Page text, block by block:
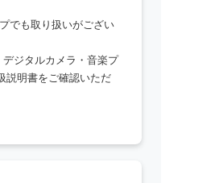
でも取り扱いがござい
ジタルカメラ・音楽プ
説明書をご確認いただ